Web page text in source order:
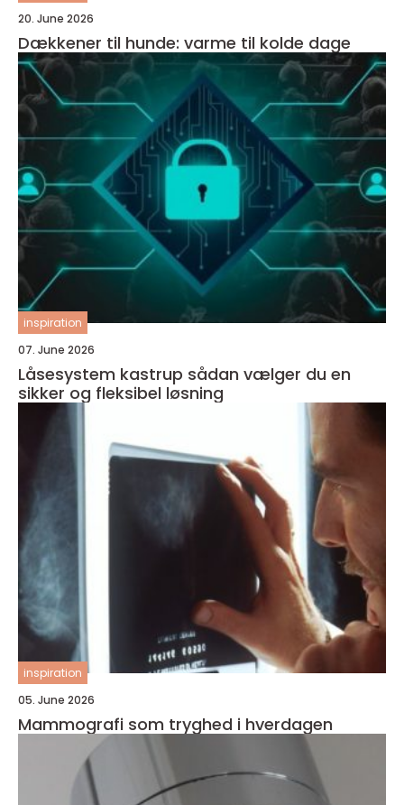
20. June 2026
Dækkener til hunde: varme til kolde dage
inspiration
07. June 2026
Låsesystem kastrup sådan vælger du en
sikker og fleksibel løsning
inspiration
05. June 2026
Mammografi som tryghed i hverdagen